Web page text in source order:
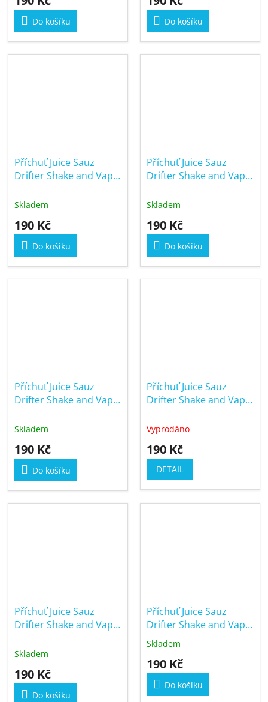
Do košíku Do košíku
Příchuť Juice Sauz
Drifter Shake and Vape
Cherry
Skladem
190 Kč
Do košíku
Příchuť Juice Sauz
Drifter Shake and Vape
Skladem
190 Kč
Do košíku
Příchuť Juice Sauz
Drifter Shake and Vape
Skladem
190 Kč
Do košíku
Příchuť Juice Sauz
Drifter Shake and Vape
Blueberry
Vyprodáno
190 Kč
DETAIL
Příchuť Juice Sauz
Drifter Shake and Vape
Skladem
190 Kč
Do košíku
Příchuť Juice Sauz
Drifter Shake and Vape
6/30ml Kiwi
Passionfruit Guava Ice
Průměrné
produktu
5,0
Skladem
190 Kč
Do košíku